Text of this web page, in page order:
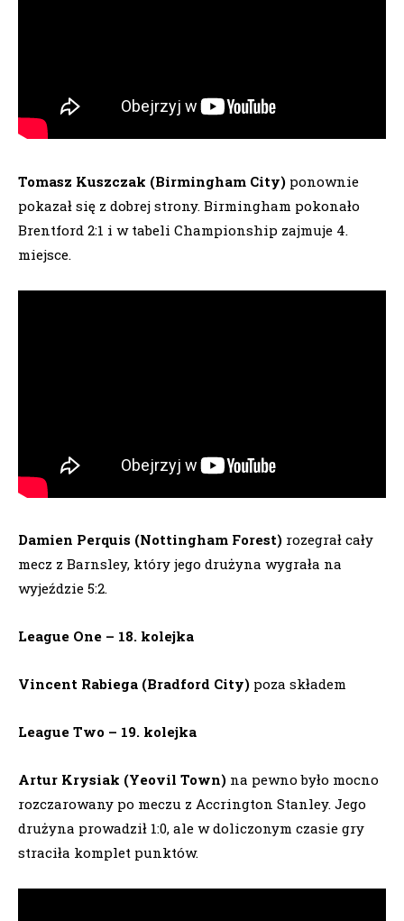
Tomasz Kuszczak (Birmingham City) ponownie
pokazał się z dobrej strony. Birmingham pokonało
Brentford 2:1 i w tabeli Championship zajmuje 4.
miejsce.
Damien Perquis (Nottingham Forest) rozegrał cały
mecz z Barnsley, który jego drużyna wygrała na
wyjeździe 5:2.
League One – 18. kolejka
Vincent Rabiega (Bradford City) poza składem
League Two – 19. kolejka
Artur Krysiak (Yeovil Town) na pewno było mocno
rozczarowany po meczu z Accrington Stanley. Jego
drużyna prowadził 1:0, ale w doliczonym czasie gry
straciła komplet punktów.